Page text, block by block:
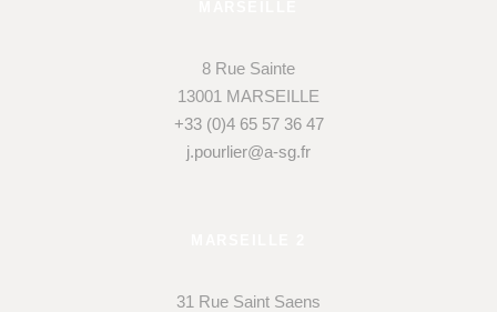
8 Rue Sainte
13001 MARSEILLE
+33 (0)4 65 57 36 47
j.pourlier@a-sg.fr
31 Rue Saint Saens